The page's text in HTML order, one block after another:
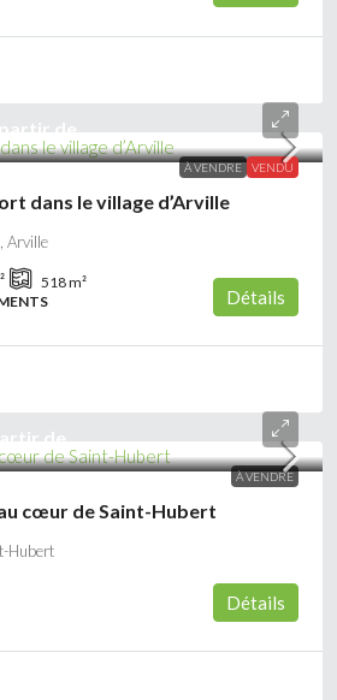
À VENDRE VENDU
de
dans le village d’Arville
Arville
518m²
Détails
À VENDRE
de
cœur de Saint-Hubert
Hubert
Détails